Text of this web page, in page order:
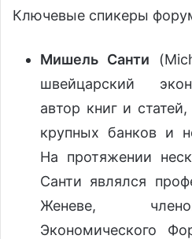
Ключевые спикеры
Мишель Санти
швейцарский
автор книг и
крупных банков и
На протяжении
Санти являлся
Женеве,
Экономического